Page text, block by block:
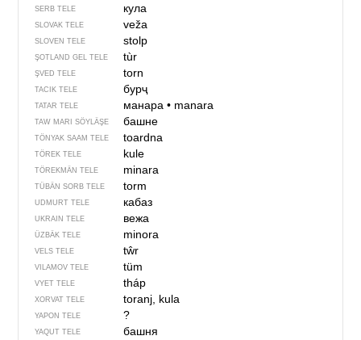
SERB TELE кула
SLOVAK TELE veža
SLOVEN TELE stolp
ŞOTLAND GEL TELE tùr
ŞVED TELE torn
TACIK TELE бурҷ
TATAR TELE манара• manara
TAW MARI SÖYLÄŞE башне
TÖNYAK SAAM TELE toardna
TÖREK TELE kule
TÖREKMÄN TELE minara
TÜBÄN SORB TELE torm
UDMURT TELE кабаз
UKRAIN TELE вежа
ÜZBÄK TELE minora
VELS TELE tŵr
VILAMOV TELE tüm
VYET TELE tháp
XORVAT TELE toranj, kula
YAPON TELE ?
YAQUT TELE башня